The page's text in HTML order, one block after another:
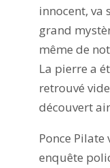
innocent, va
grand
même de
La pierre a
retrouvé
découvert
Ponce Pilate
enquête